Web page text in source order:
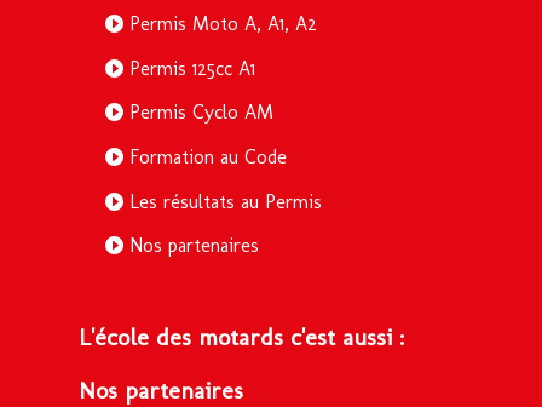
Permis Moto A, A1, A2
Permis 125cc A1
Permis Cyclo AM
Formation au Code
Les résultats au Permis
Nos partenaires
L'école des motards c'est aussi :
Nos partenaires